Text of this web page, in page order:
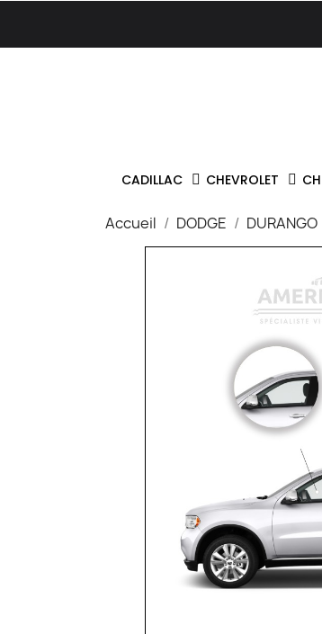
CADILLAC CHEVROLET
Accueil DODGE DURANGO